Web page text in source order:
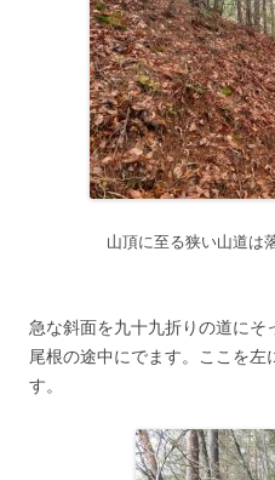
山頂に至る狭い山道は
急な斜面を九十九折りの道にそ
尾根の途中にでます。ここを左
す。